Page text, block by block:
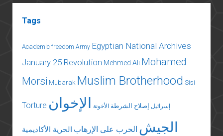
Tags
Academic freedom Army Egyptian National Archives
January 25 Revolution Mehmed Ali Mohamed
Morsi Mubarak Muslim Brotherhood Sisi
Torture إسرائيل إصلاح الشرطة الأخونة الإخوان
الجيش الحرب على الإرهاب الحرية الأكاديمية